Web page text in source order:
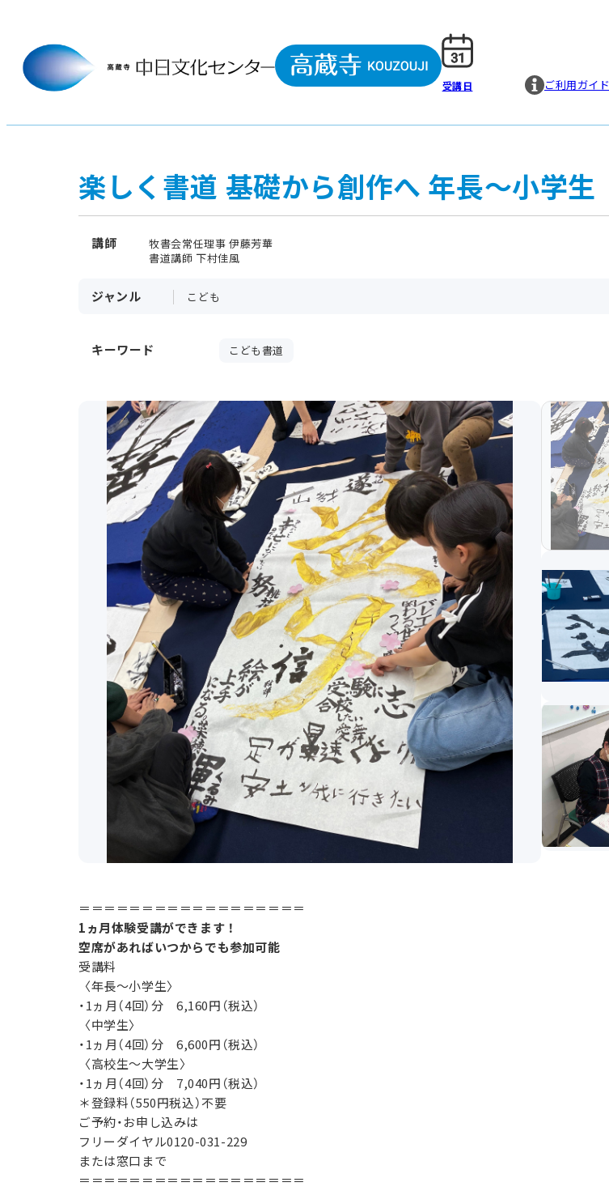
受講日 ご利用ガイド
楽しく書道 基礎から創作へ 年長～小学生
講師
牧書会常任理事 伊藤芳華
書道講師 下村佳風
ジャンル こども
キーワード こども書道
＝＝＝＝＝＝＝＝＝＝＝＝＝＝＝＝＝＝
1ヵ月体験受講ができます！
空席があればいつからでも参加可能
受講料
〈年長～小学生〉
・1ヵ月（4回）分 6,160円（税込）
〈中学生〉
・1ヵ月（4回）分 6,600円（税込）
〈高校生～大学生〉
・1ヵ月（4回）分 7,040円（税込）
＊登録料（550円税込）不要
ご予約・お申し込みは
フリーダイヤル0120-031-229
または窓口まで
＝＝＝＝＝＝＝＝＝＝＝＝＝＝＝＝＝＝